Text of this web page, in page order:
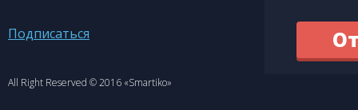
Подписаться
All Right Reserved © 2016 «Smartiko»